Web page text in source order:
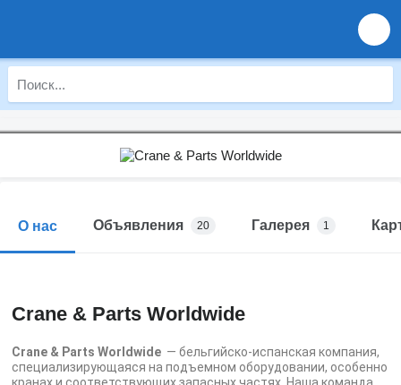
О нас Объявления 20 Галерея 1
Crane & Parts Worldwide
Crane & Parts Worldwide — бельгийско-испанская компания,
специализирующаяся на подъемном оборудовании, особенно